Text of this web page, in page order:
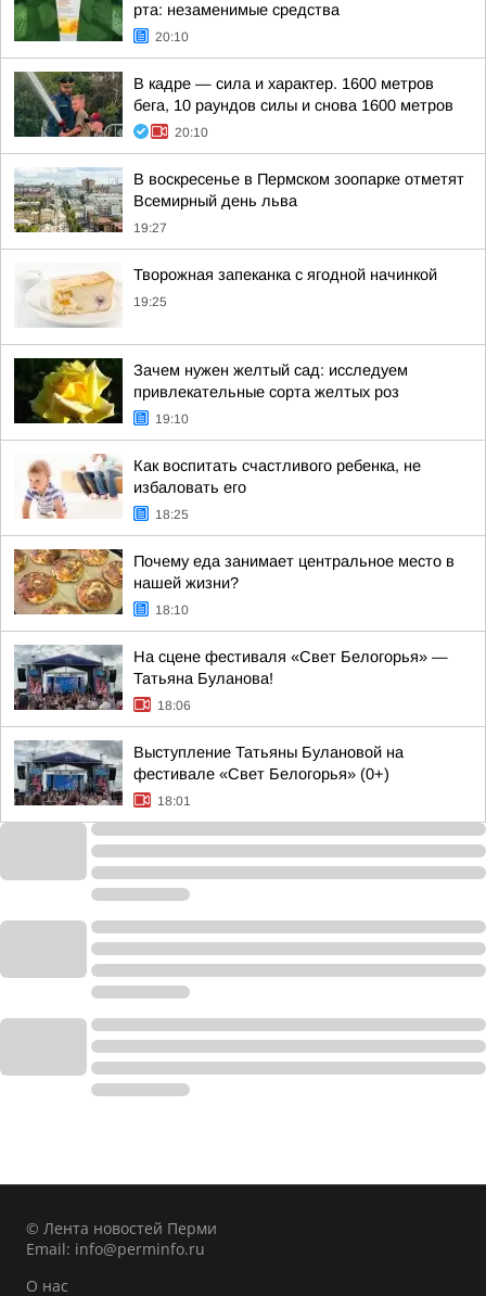
рта: незаменимые средства
20:10
В кадре — сила и характер. 1600 метров
бега, 10 раундов силы и снова 1600 метров
20:10
В воскресенье в Пермском зоопарке отметят
Всемирный день льва
19:27
Творожная запеканка с ягодной начинкой
19:25
Зачем нужен желтый сад: исследуем
привлекательные сорта желтых роз
19:10
Как воспитать счастливого ребенка, не
избаловать его
18:25
Почему еда занимает центральное место в
нашей жизни?
18:10
На сцене фестиваля «Свет Белогорья» —
Татьяна Буланова!
18:06
Выступление Татьяны Булановой на
фестивале «Свет Белогорья» (0+)
18:01
© Лента новостей Перми
Email: info@perminfo.ru
О нас